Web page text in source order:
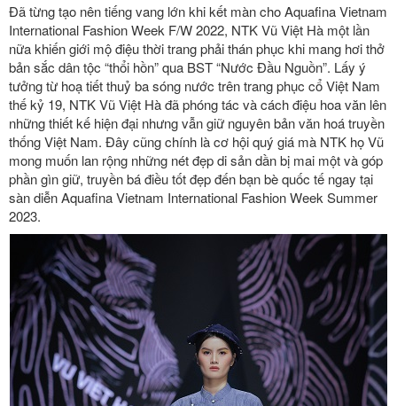
Đã từng tạo nên tiếng vang lớn khi kết màn cho Aquafina Vietnam
International Fashion Week F/W 2022, NTK Vũ Việt Hà một lần
nữa khiến giới mộ điệu thời trang phải thán phục khi mang hơi thở
bản sắc dân tộc “thổi hồn” qua BST “Nước Đầu Nguồn”. Lấy ý
tưởng từ hoạ tiết thuỷ ba sóng nước trên trang phục cổ Việt Nam
thế kỷ 19, NTK Vũ Việt Hà đã phóng tác và cách điệu hoa văn lên
những thiết kế hiện đại nhưng vẫn giữ nguyên bản văn hoá truyền
thống Việt Nam. Đây cũng chính là cơ hội quý giá mà NTK họ Vũ
mong muốn lan rộng những nét đẹp di sản dần bị mai một và góp
phần gìn giữ, truyền bá điều tốt đẹp đến bạn bè quốc tế ngay tại
sàn diễn Aquafina Vietnam International Fashion Week Summer
2023.